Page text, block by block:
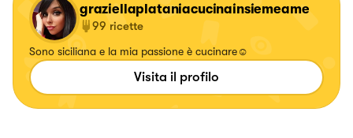
graziellaplataniacucinainsiemeame
99 ricette
Sono siciliana e la mia passione è cucinare☺️
Visita il profilo